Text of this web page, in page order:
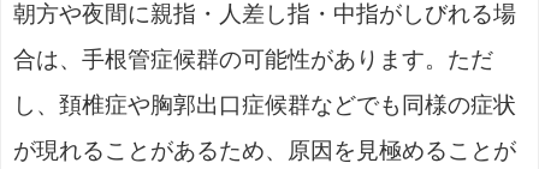
朝方や夜間に親指・人差し指・中指がしびれる場
合は、手根管症候群の可能性があります。ただ
し、頚椎症や胸郭出口症候群などでも同様の症状
が現れることがあるため、原因を見極めることが